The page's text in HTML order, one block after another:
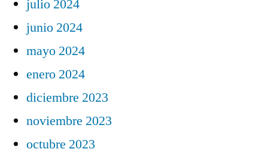
julio 2024
junio 2024
mayo 2024
enero 2024
diciembre 2023
noviembre 2023
octubre 2023